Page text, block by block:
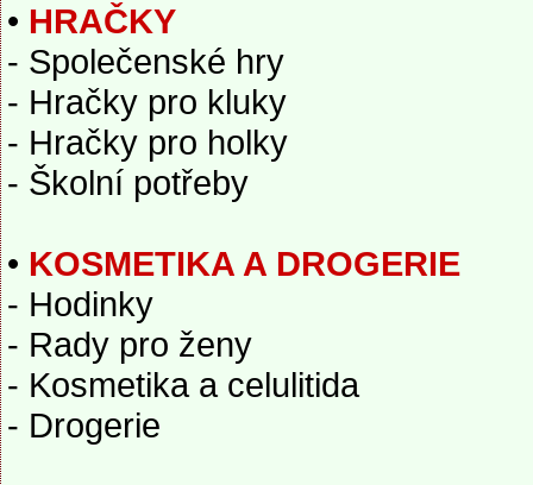
• HRAČKY
- Společenské hry
- Hračky pro kluky
- Hračky pro holky
- Školní potřeby
• KOSMETIKA A DROGERIE
- Hodinky
- Rady pro ženy
- Kosmetika a celulitida
- Drogerie